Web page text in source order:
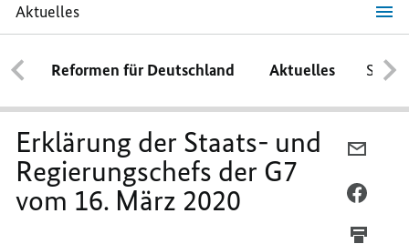
Aktuelles
Erklärung
der
Staats-
und
Regierungschefs
der
G7
vom
16.
März
2020
Reformen für Deutschland Aktuelles
Erklärung der Staats- und
Regierungschefs der G7
vom 16. März 2020